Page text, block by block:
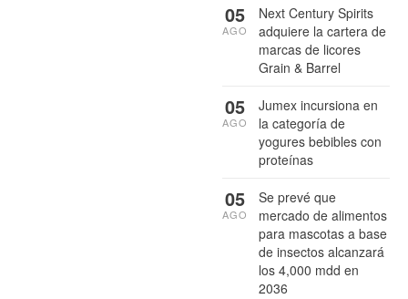
Next Century Spirits
adquiere la cartera de
marcas de licores
Grain & Barrel
05
AGO
Jumex incursiona en
la categoría de
yogures bebibles con
proteínas
05
AGO
Se prevé que
mercado de alimentos
para mascotas a base
de insectos alcanzará
los 4,000 mdd en
2036
05
AGO